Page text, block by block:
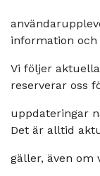
information
Vi följer
reserverar oss
uppdateringar
Det är alltid
gäller, även om